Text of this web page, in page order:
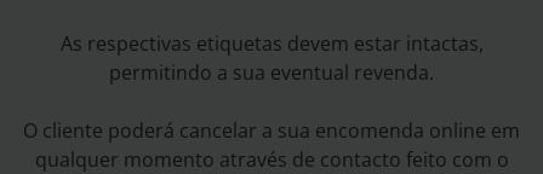
As respectivas etiquetas devem estar intactas,
permitindo a sua eventual revenda.
O cliente poderá cancelar a sua encomenda online em
qualquer momento através de contacto feito com o